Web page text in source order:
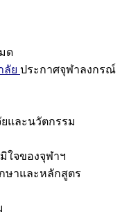
ด
ลัย ประกาศจุฬาลงกรณ์
ยและนวัตกรรม
ใจของจุฬาฯ
ษาและหลักสูตร